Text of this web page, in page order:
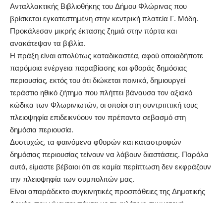
Ανταλλακτικής Βιβλιοθήκης του Δήμου Φλώρινας που
βρίσκεται εγκατεστημένη στην κεντρική πλατεία Γ. Μόδη.
Προκάλεσαν μικρής έκτασης ζημιά στην πόρτα και
ανακάτεψαν τα βιβλία.
Η πράξη είναι απολύτως καταδικαστέα, αφού οποιαδήποτε
παρόμοια ενέργεια παραβίασης και φθοράς δημόσιας
περιουσίας, εκτός του ότι διώκεται ποινικά, δημιουργεί
τεράστιο ηθικό ζήτημα που πλήττει βάναυσα τον αξιακό
κώδικα των Φλωρινιωτών, οι οποίοι στη συντριπτική τους
πλειοψηφία επιδεικνύουν τον πρέποντα σεβασμό στη
δημόσια περιουσία.
Δυστυχώς, τα φαινόμενα φθορών και καταστροφών
δημόσιας περιουσίας τείνουν να λάβουν διαστάσεις. Παρόλα
αυτά, είμαστε βέβαιοι ότι σε καμία περίπτωση δεν εκφράζουν
την πλειοψηφία των συμπολιτών μας.
Είναι απαράδεκτο συγκινητικές προσπάθειες της Δημοτικής